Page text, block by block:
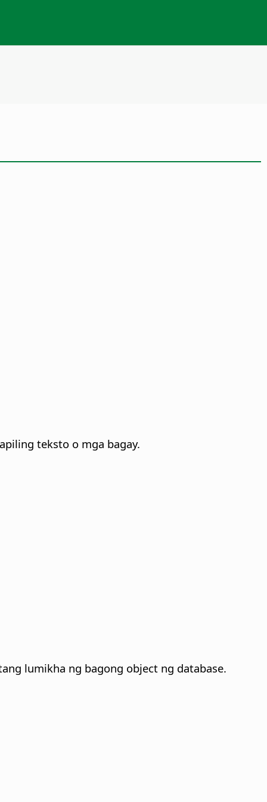
teksto o mga bagay.
lumikha ng bagong object ng database.